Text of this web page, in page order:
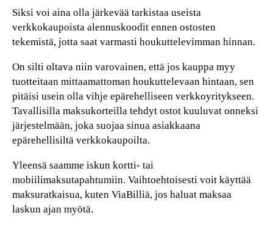
Siksi voi aina olla järkevää tarkistaa useista
verkkokaupoista alennuskoodit ennen ostosten
tekemistä, jotta saat varmasti houkuttelevimman hinnan.
On silti oltava niin varovainen, että jos kauppa myy
tuotteitaan mittaamattoman houkuttelevaan hintaan, sen
pitäisi usein olla vihje epärehelliseen verkkoyritykseen.
Tavallisilla maksukorteilla tehdyt ostot kuuluvat onneksi
järjestelmään, joka suojaa sinua asiakkaana
epärehellisiltä verkkokaupoilta.
Yleensä saamme iskun kortti- tai
mobiilimaksutapahtumiin. Vaihtoehtoisesti voit käyttää
maksuratkaisua, kuten ViaBilliä, jos haluat maksaa
laskun ajan myötä.